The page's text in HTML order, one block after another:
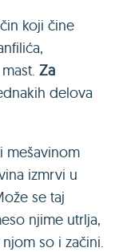
koji čine
Za
delova
mešavinom
izmrvi u
se taj
njime utrlja,
so i začini.